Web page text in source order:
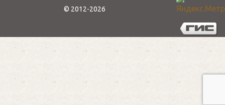
© 2012-2026